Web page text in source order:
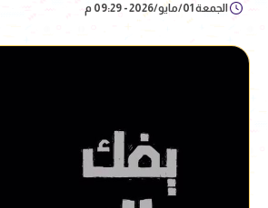
الجمعة 01/مايو/2026 - 09:29 م